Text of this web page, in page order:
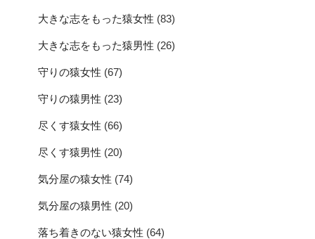
大きな志をもった猿女性 (83)
大きな志をもった猿男性 (26)
守りの猿女性 (67)
守りの猿男性 (23)
尽くす猿女性 (66)
尽くす猿男性 (20)
気分屋の猿女性 (74)
気分屋の猿男性 (20)
落ち着きのない猿女性 (64)